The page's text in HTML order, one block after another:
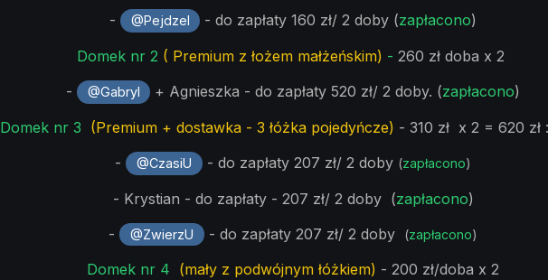
-
@Pejdzel - do zapłaty 160 zł/ 2 doby (zapłacono)
Domek nr 2 ( Premium z łożem małżeńskim) - 260 zł doba x 2
-
@Gabryl + Agnieszka - do zapłaty 520 zł/ 2 doby. (zapłacono)
Domek nr 3 (Premium + dostawka - 3 łóżka pojedyńcze) - 310 zł x 2 = 620 zł
-
@CzasiU - do zapłaty 207 zł/ 2 doby (zapłacono)
- Krystian - do zapłaty - 207 zł/ 2 doby (zapłacono)
-
@ZwierzU - do zapłaty 207 zł/ 2 doby (zapłacono)
Domek nr 4 (mały z podwójnym łóżkiem) - 200 zł/doba x 2